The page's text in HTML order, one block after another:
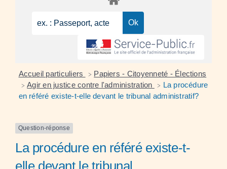
Accueil particuliers > Papiers - Citoyenneté - Élections
> Agir en justice contre l'administration > La procédure
en référé existe-t-elle devant le tribunal administratif?
Question-réponse
La procédure en référé existe-t-
elle devant le tribunal